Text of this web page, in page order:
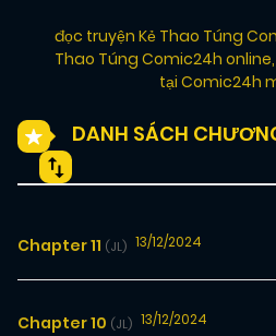
đọc truyện Kẻ Thao Túng
Thao Túng Comic24h online,
tại Comic24h
DANH SÁCH
Chapter 11 (JL) 13/12/2024
Chapter 10 (JL) 13/12/2024